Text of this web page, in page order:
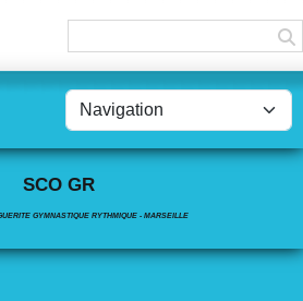
SCO GR
GYMNASTIQUE RYTHMIQUE - MARSEILLE